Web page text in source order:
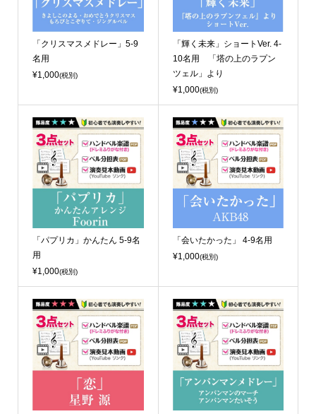
「クリスマスメドレー」5-9
名用
¥1,000(税別)
「輝く未来」ショートVer. 4-
10名用 「塔の上のラプン
ツェル」より
¥1,000(税別)
「パプリカ」かんたん 5-9名
用
¥1,000(税別)
「会いたかった」 4-9名用
¥1,000(税別)